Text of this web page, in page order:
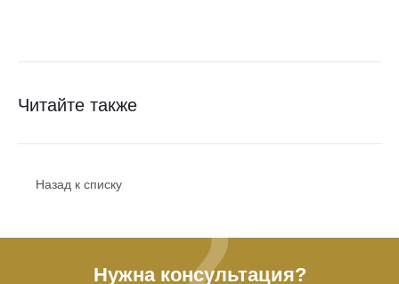
Читайте также
Назад к списку
Нужна консультация?